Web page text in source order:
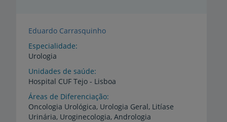
Eduardo Carrasquinho
Especialidade
Urologia
Unidades de saúde
Hospital CUF Tejo - Lisboa
Áreas de Diferenciação
Oncologia Urológica, Urologia Geral, Litíase
Urinária, Uroginecologia, Andrologia